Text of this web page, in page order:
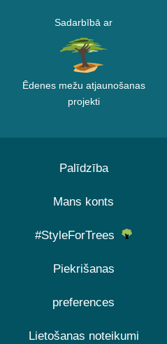
Sadarbībā ar
Ēdenes mežu atjaunošanas
projekti
Palīdzība
Mans konts
#StyleForTrees
Piekrišanas
preferences
Lietošanas noteikumi